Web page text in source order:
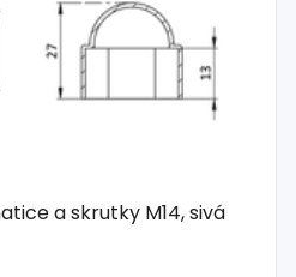
a skrutky M14, sivá